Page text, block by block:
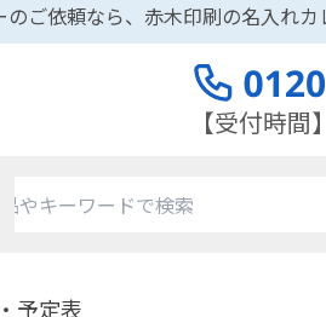
ご依頼なら、赤木印刷の名入れカ
【受付時
予定表